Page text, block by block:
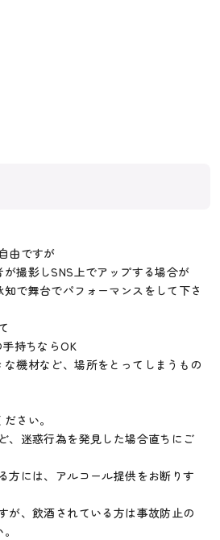
由ですが
撮影しSNS上でアップする場合が
で舞台でパフォーマンスをして下さ
持ちならOK
機材など、場所をとってしまうもの
さい。
、迷惑行為を発見した場合直ちにご
方には、アルコール提供をお断りす
が、飲酒されている方は事故防止の